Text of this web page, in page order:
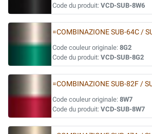
Code du produit: VCD-SUB-8W6
=COMBINAZIONE SUB-64C /
Code couleur originale: 8G2
Code du produit: VCD-SUB-8G2
=COMBINAZIONE SUB-82F /
Code couleur originale: 8W7
Code du produit: VCD-SUB-8W7